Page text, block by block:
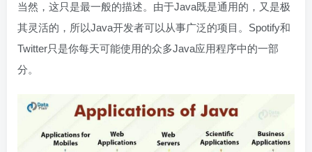
当然，这只是最一般的描述。由于Java既是通用的，又是极
其灵活的，所以Java开发者可以从事广泛的项目。Spotify和
Twitter只是你每天可能使用的众多Java应用程序中的一部
分。